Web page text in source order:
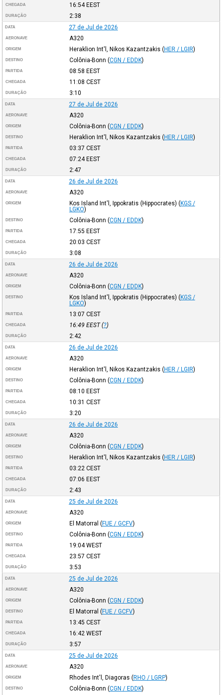
CHEGADA 16:54EEST
DURAÇÃO 2:38
DATA 27 de Jul de 2026
AERONAVE A320
ORIGEM Heraklion Int'l, Nikos Kazantzakis (HER / LGIR)
DESTINO Colônia-Bonn (CGN / EDDK)
PARTIDA 08:58 EEST
CHEGADA 11:08 CEST
DURAÇÃO 3:10
DATA 27 de Jul de 2026
AERONAVE A320
ORIGEM Colônia-Bonn (CGN / EDDK)
DESTINO Heraklion Int'l, Nikos Kazantzakis (HER / LGIR)
PARTIDA 03:37 CEST
CHEGADA 07:24EEST
DURAÇÃO 2:47
DATA 26 de Jul de 2026
AERONAVE A320
ORIGEM Kos Island Int'l, Ippokratis (Hippocrates) (KGS /
LGKO)
DESTINO Colônia-Bonn (CGN / EDDK)
PARTIDA 17:55 EEST
CHEGADA 20:03 CEST
DURAÇÃO 3:08
DATA 26 de Jul de 2026
AERONAVE A320
ORIGEM Colônia-Bonn (CGN / EDDK)
DESTINO Kos Island Int'l, Ippokratis (Hippocrates) (KGS /
LGKO)
PARTIDA 13:07 CEST
CHEGADA 16:49 EEST(?)
DURAÇÃO 2:42
DATA 26 de Jul de 2026
AERONAVE A320
ORIGEM Heraklion Int'l, Nikos Kazantzakis (HER / LGIR)
DESTINO Colônia-Bonn (CGN / EDDK)
PARTIDA 08:10 EEST
CHEGADA 10:31 CEST
DURAÇÃO 3:20
DATA 26 de Jul de 2026
AERONAVE A320
ORIGEM Colônia-Bonn (CGN / EDDK)
DESTINO Heraklion Int'l, Nikos Kazantzakis (HER / LGIR)
PARTIDA 03:22 CEST
CHEGADA 07:06 EEST
DURAÇÃO 2:43
DATA 25 de Jul de 2026
AERONAVE A320
ORIGEM El Matorral (FUE / GCFV)
DESTINO Colônia-Bonn (CGN / EDDK)
PARTIDA 19:04WEST
CHEGADA 23:57 CEST
DURAÇÃO 3:53
DATA 25 de Jul de 2026
AERONAVE A320
ORIGEM Colônia-Bonn (CGN / EDDK)
DESTINO El Matorral (FUE / GCFV)
PARTIDA 13:45 CEST
CHEGADA 16:42 WEST
DURAÇÃO 3:57
DATA 25 de Jul de 2026
AERONAVE A320
ORIGEM Rhodes Int'l, Diagoras (RHO / LGRP)
DESTINO Colônia-Bonn (CGN / EDDK)